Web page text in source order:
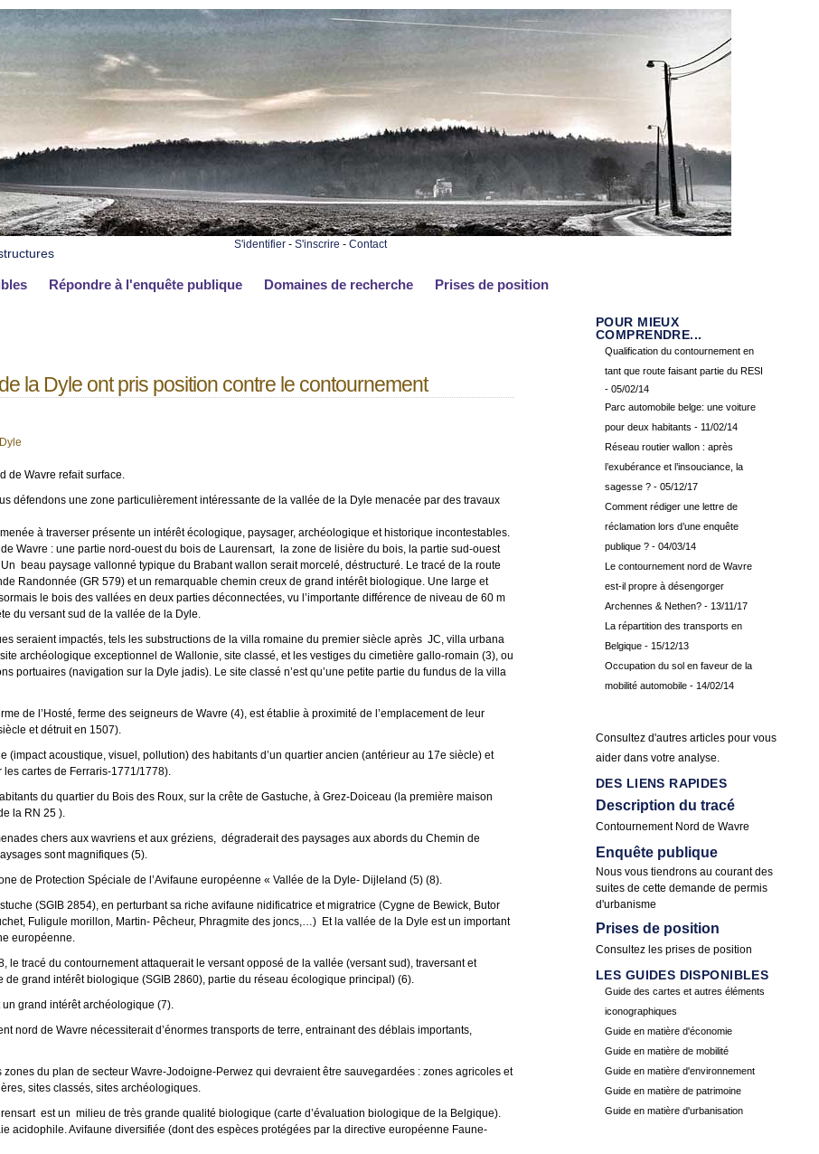
S'identifier - S'inscrire - Contact
Répondre à l'enquête publique Domaines de recherche Prises de position
la Dyle ont pris position contre le contournement
de Wavre refait surface.
défendons une zone particulièrement intéressante de la vallée de la Dyle menacée par des travaux
à traverser présente un intérêt écologique, paysager, archéologique et historique incontestables.
Wavre : une partie nord-ouest du bois de Laurensart, la zone de lisière du bois, la partie sud-ouest
beau paysage vallonné typique du Brabant wallon serait morcelé, déstructuré. Le tracé de la route
Randonnée (GR 579) et un remarquable chemin creux de grand intérêt biologique. Une large et
le bois des vallées en deux parties déconnectées, vu l’importante différence de niveau de 60 m
du versant sud de la vallée de la Dyle.
seraient impactés, tels les substructions de la villa romaine du premier siècle après JC, villa urbana
archéologique exceptionnel de Wallonie, site classé, et les vestiges du cimetière gallo-romain (3), ou
portuaires (navigation sur la Dyle jadis). Le site classé n’est qu’une petite partie du fundus de la villa
de l’Hosté, ferme des seigneurs de Wavre (4), est établie à proximité de l’emplacement de leur
et détruit en 1507).
(impact acoustique, visuel, pollution) des habitants d’un quartier ancien (antérieur au 17e siècle) et
cartes de Ferraris-1771/1778).
du quartier du Bois des Roux, sur la crête de Gastuche, à Grez-Doiceau (la première maison
la RN 25 ).
chers aux wavriens et aux gréziens, dégraderait des paysages aux abords du Chemin de
sont magnifiques (5).
de Protection Spéciale de l’Avifaune européenne « Vallée de la Dyle- Dijleland (5) (8).
(SGIB 2854), en perturbant sa riche avifaune nidificatrice et migratrice (Cygne de Bewick, Butor
Fuligule morillon, Martin- Pêcheur, Phragmite des joncs,…) Et la vallée de la Dyle est un important
européenne.
le tracé du contournement attaquerait le versant opposé de la vallée (versant sud), traversant et
de grand intérêt biologique (SGIB 2860), partie du réseau écologique principal) (6).
grand intérêt archéologique (7).
nord de Wavre nécessiterait d’énormes transports de terre, entrainant des déblais importants,
zones du plan de secteur Wavre-Jodoigne-Perwez qui devraient être sauvegardées : zones agricoles et
sites classés, sites archéologiques.
est un milieu de très grande qualité biologique (carte d’évaluation biologique de la Belgique).
acidophile. Avifaune diversifiée (dont des espèces protégées par la directive européenne Faune-
POUR MIEUX
COMPRENDRE...
Qualification du contournement en
tant que route faisant partie du RESI
- 05/02/14
Parc automobile belge: une voiture
pour deux habitants - 11/02/14
Réseau routier wallon : après
l’exubérance et l’insouciance, la
sagesse ? - 05/12/17
Comment rédiger une lettre de
réclamation lors d’une enquête
publique ? - 04/03/14
Le contournement nord de Wavre
est-il propre à désengorger
Archennes & Nethen? - 13/11/17
La répartition des transports en
Belgique - 15/12/13
Occupation du sol en faveur de la
mobilité automobile - 14/02/14
Consultez d'autres articles pour vous
aider dans votre analyse.
DES LIENS RAPIDES
Description du tracé
Contournement Nord de Wavre
Enquête publique
Nous vous tiendrons au courant des
suites de cette demande de permis
d'urbanisme
Prises de position
Consultez les prises de position
LES GUIDES DISPONIBLES
Guide des cartes et autres éléments
iconographiques
Guide en matière d'économie
Guide en matière de mobilité
Guide en matière d'environnement
Guide en matière de patrimoine
Guide en matière d'urbanisation